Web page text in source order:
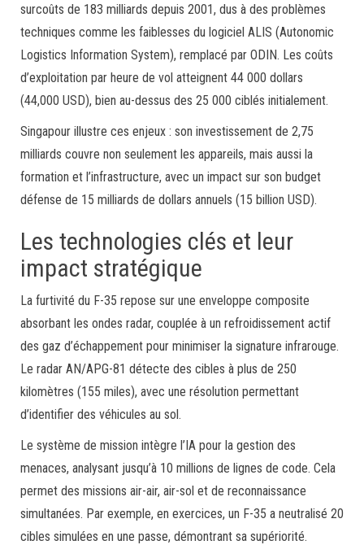
surcoûts de 183 milliards depuis 2001, dus à des problèmes
techniques comme les faiblesses du logiciel ALIS (Autonomic
Logistics Information System), remplacé par ODIN. Les coûts
d’exploitation par heure de vol atteignent 44 000 dollars
(44,000 USD), bien au-dessus des 25 000 ciblés initialement.
Singapour illustre ces enjeux : son investissement de 2,75
milliards couvre non seulement les appareils, mais aussi la
formation et l’infrastructure, avec un impact sur son budget
défense de 15 milliards de dollars annuels (15 billion USD).
Les technologies clés et leur
impact stratégique
La furtivité du F-35 repose sur une enveloppe composite
absorbant les ondes radar, couplée à un refroidissement actif
des gaz d’échappement pour minimiser la signature infrarouge.
Le radar AN/APG-81 détecte des cibles à plus de 250
kilomètres (155 miles), avec une résolution permettant
d’identifier des véhicules au sol.
Le système de mission intègre l’IA pour la gestion des
menaces, analysant jusqu’à 10 millions de lignes de code. Cela
permet des missions air-air, air-sol et de reconnaissance
simultanées. Par exemple, en exercices, un F-35 a neutralisé 20
cibles simulées en une passe, démontrant sa supériorité.